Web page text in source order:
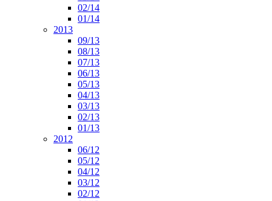
02/14
01/14
2013
09/13
08/13
07/13
06/13
05/13
04/13
03/13
02/13
01/13
2012
06/12
05/12
04/12
03/12
02/12